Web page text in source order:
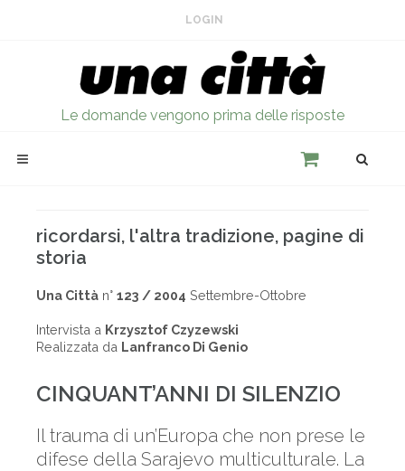
LOGIN
Le domande vengono prima delle risposte
ricordarsi, l'altra tradizione, pagine di
storia
Una Città n° 123 / 2004 Settembre-Ottobre
Intervista a Krzysztof Czyzewski
Realizzata da Lanfranco Di Genio
CINQUANT’ANNI DI SILENZIO
Il trauma di un’Europa che non prese le
difese della Sarajevo multiculturale. La